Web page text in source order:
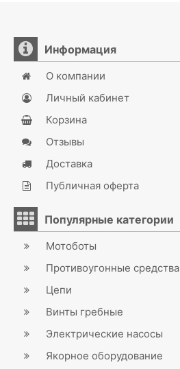
Информация
О компании
Личный кабинет
Корзина
Отзывы
Доставка
Публичная оферта
Популярные категории
Мотоботы
Противоугонные средства
Цепи
Винты гребные
Электрические насосы
Якорное оборудование